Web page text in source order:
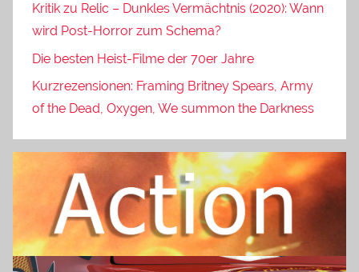
Kritik zu Relic – Dunkles Vermächtnis (2020): Wann
wird Post-Horror zum Schema?
Die besten Heist-Filme der 70er Jahre
Kurzrezensionen: Framing Britney Spears, Army
of the Dead, Oxygen, We summon the Darkness